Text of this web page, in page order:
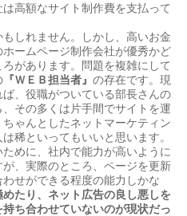
高額なサイト制作費を支払って
しれません。しかし、高いお金
ームページ制作会社が優秀かど
があります。問題を複雑にして
『ＷＥＢ担当者』 の存在です。現
、役職がついている部長さんの
その多くは片手間でサイトを運
ゃんとしたネットマーケティン
稀といってもいいと思います。
めに、社内で能力が高いように
、実際のところ、ページを更新
せができる程度の能力しかな
たり、ネット広告の良し悪しを
ち合わせていないのが現状だっ